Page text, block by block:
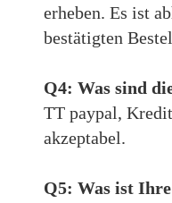
erheben. Es ist
bestätigten
Q4: Was sind
TT paypal,
akzeptabel.
Q5: Was ist